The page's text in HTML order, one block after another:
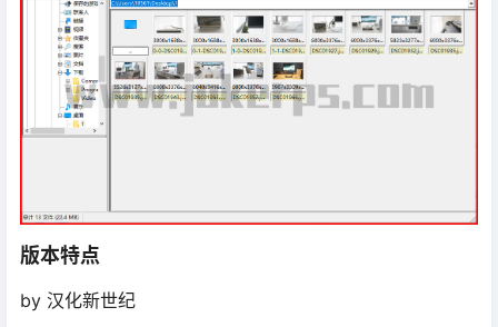
版本特点
by 汉化新世纪